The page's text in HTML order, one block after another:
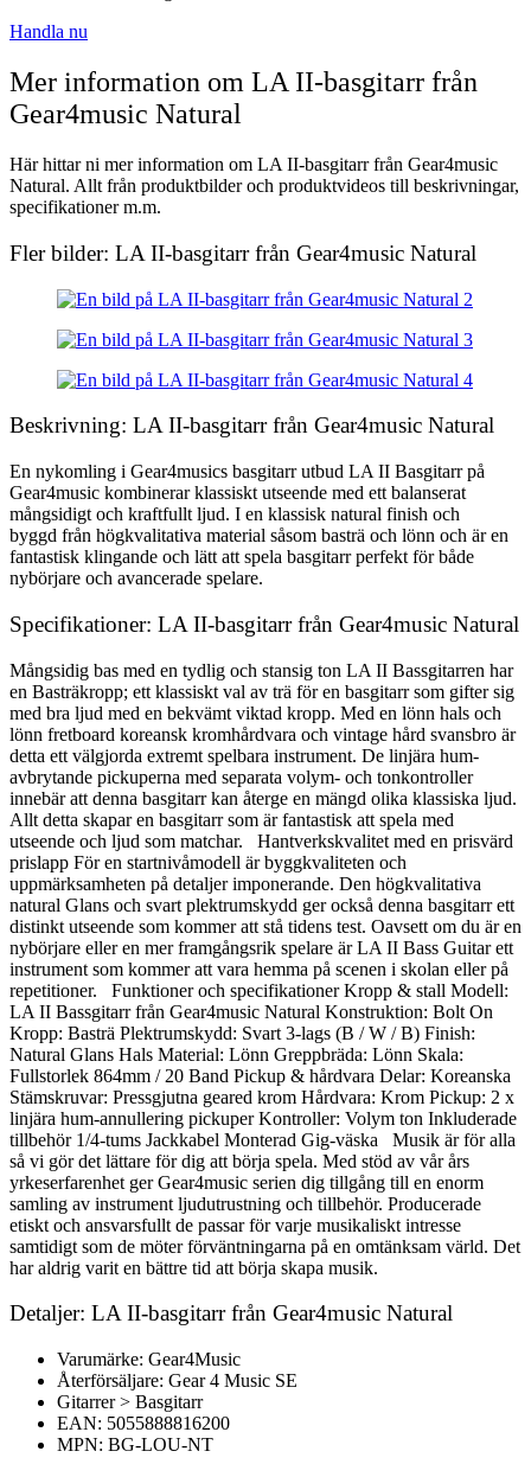
Handla nu
Mer information om LA II-basgitarr från
Gear4music Natural
Här hittar ni mer information om LA II-basgitarr från Gear4music
Natural. Allt från produktbilder och produktvideos till beskrivningar,
specifikationer m.m.
Fler bilder: LA II-basgitarr från Gear4music Natural
Beskrivning: LA II-basgitarr från Gear4music Natural
En nykomling i Gear4musics basgitarr utbud LA II Basgitarr på
Gear4music kombinerar klassiskt utseende med ett balanserat
mångsidigt och kraftfullt ljud. I en klassisk natural finish och
byggd från högkvalitativa material såsom basträ och lönn och är en
fantastisk klingande och lätt att spela basgitarr perfekt för både
nybörjare och avancerade spelare.
Specifikationer: LA II-basgitarr från Gear4music Natural
Mångsidig bas med en tydlig och stansig ton LA II Bassgitarren har
en Basträkropp; ett klassiskt val av trä för en basgitarr som gifter sig
med bra ljud med en bekvämt viktad kropp. Med en lönn hals och
lönn fretboard koreansk kromhårdvara och vintage hård svansbro är
detta ett välgjorda extremt spelbara instrument. De linjära hum-
avbrytande pickuperna med separata volym- och tonkontroller
innebär att denna basgitarr kan återge en mängd olika klassiska ljud.
Allt detta skapar en basgitarr som är fantastisk att spela med
utseende och ljud som matchar. Hantverkskvalitet med en prisvärd
prislapp För en startnivåmodell är byggkvaliteten och
uppmärksamheten på detaljer imponerande. Den högkvalitativa
natural Glans och svart plektrumskydd ger också denna basgitarr ett
distinkt utseende som kommer att stå tidens test. Oavsett om du är en
nybörjare eller en mer framgångsrik spelare är LA II Bass Guitar ett
instrument som kommer att vara hemma på scenen i skolan eller på
repetitioner. Funktioner och specifikationer Kropp & stall Modell:
LA II Bassgitarr från Gear4music Natural Konstruktion: Bolt On
Kropp: Basträ Plektrumskydd: Svart 3-lags (B / W / B) Finish:
Natural Glans Hals Material: Lönn Greppbräda: Lönn Skala:
Fullstorlek 864mm / 20 Band Pickup & hårdvara Delar: Koreanska
Stämskruvar: Pressgjutna geared krom Hårdvara: Krom Pickup: 2 x
linjära hum-annullering pickuper Kontroller: Volym ton Inkluderade
tillbehör 1/4-tums Jackkabel Monterad Gig-väska Musik är för alla
så vi gör det lättare för dig att börja spela. Med stöd av vår års
yrkeserfarenhet ger Gear4music serien dig tillgång till en enorm
samling av instrument ljudutrustning och tillbehör. Producerade
etiskt och ansvarsfullt de passar för varje musikaliskt intresse
samtidigt som de möter förväntningarna på en omtänksam värld. Det
har aldrig varit en bättre tid att börja skapa musik.
Detaljer: LA II-basgitarr från Gear4music Natural
Varumärke: Gear4Music
Återförsäljare: Gear 4 Music SE
Gitarrer > Basgitarr
EAN: 5055888816200
MPN: BG-LOU-NT